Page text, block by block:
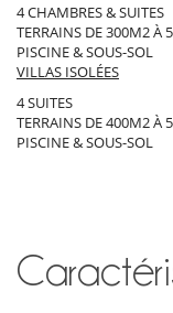
4 CHAMBRES & SUITES
TERRAINS DE 300M2 À
PISCINE & SOUS-SOL
VILLAS ISOLÉES
4 SUITES
TERRAINS DE 400M2 À
PISCINE & SOUS-SOL